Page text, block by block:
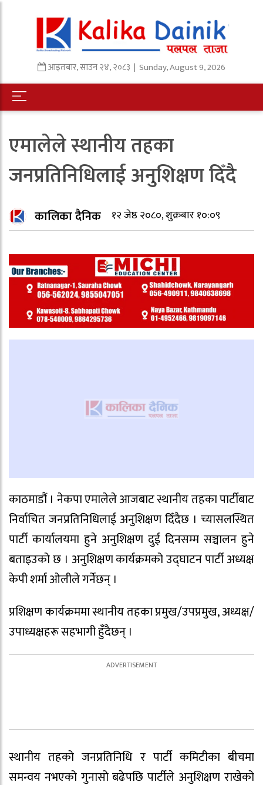
आइतबार,साउन२४,२०८३ | Sunday, August 9, 2026
एमालेले स्थानीय तहका
जनप्रतिनिधिलाई अनुशिक्षण दिँदै
कालिका दैनिक १२ जेष्ठ २०८०, शुक्रबार १०:०९
काठमाडौं । नेकपा एमालेले आजबाट स्थानीय तहका पार्टीबाट
निर्वाचित जनप्रतिनिधिलाई अनुशिक्षण दिँदैछ । च्यासलस्थित
पार्टी कार्यालयमा हुने अनुशिक्षण दुई दिनसम्म सञ्चालन हुने
बताइउको छ । अनुशिक्षण कार्यक्रमको उद्घाटन पार्टी अध्यक्ष
केपी शर्मा ओलीले गर्नेछन् ।
प्रशिक्षण कार्यक्रममा स्थानीय तहका प्रमुख/उपप्रमुख, अध्यक्ष/
उपाध्यक्षहरू सहभागी हुँदैछन् ।
स्थानीय तहको जनप्रतिनिधि र पार्टी कमिटीका बीचमा
समन्वय नभएको गुनासो बढेपछि पार्टीले अनुशिक्षण राखेको